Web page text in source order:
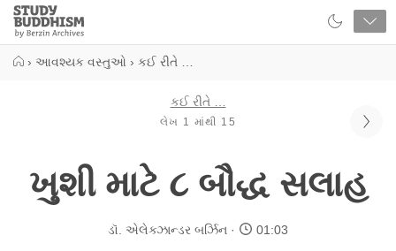
Close
Study
Buddhism
› આવશ્યક વસ્તુઓ › કઈ રીતે …
કઈ રીતે …
લેખ 1 માંથી 15
ખુશી માટે ૮ બૌદ્ધ સલાહ
ડૉ. એલેક્ઝાન્ડર બર્ઝિન 01:03